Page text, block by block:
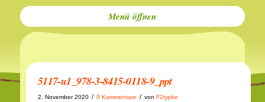
Menü
5117-u1_978-3-8415-0118-9_ppt
2. November 2020 / 0 Kommentare / von F2typke